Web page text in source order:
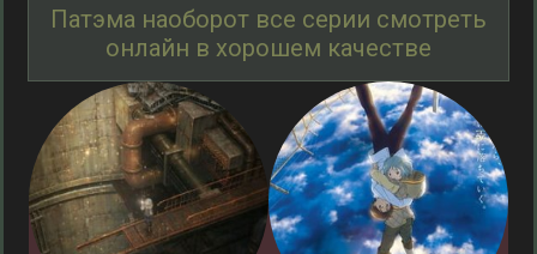
Патэма наоборот все серии смотреть
онлайн в хорошем качестве